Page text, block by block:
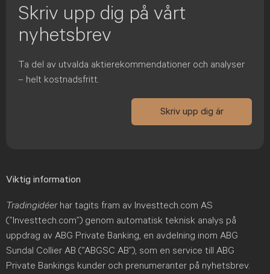
Skriv upp dig på vårt
nyhetsbrev
Ta del av utvalda aktierekommendationer och analyser
– helt kostnadsfritt.
Skriv upp dig är
Viktig information
Tradingidéer har tagits fram av Investtech.com AS
(”Investtech.com”) genom automatisk teknisk analys på
uppdrag av ABG Private Banking, en avdelning inom ABG
Sundal Collier AB (”ABGSC AB”), som en service till ABG
Private Bankings kunder och prenumeranter på nyhetsbrev.